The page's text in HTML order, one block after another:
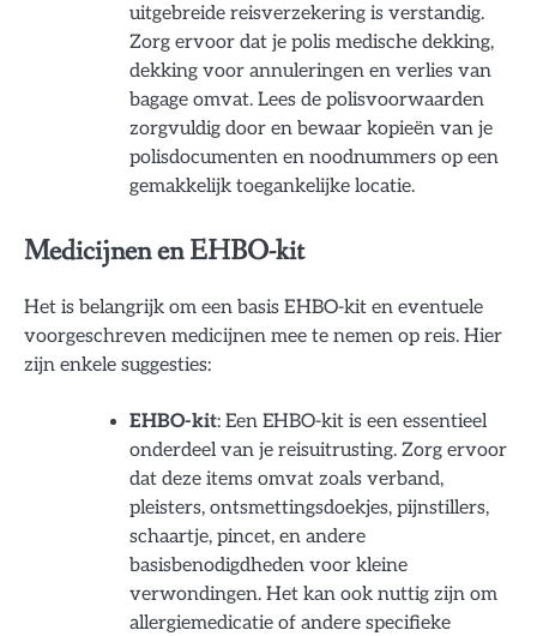
uitgebreide reisverzekering is verstandig.
Zorg ervoor dat je polis medische dekking,
dekking voor annuleringen en verlies van
bagage omvat. Lees de polisvoorwaarden
zorgvuldig door en bewaar kopieën van je
polisdocumenten en noodnummers op een
gemakkelijk toegankelijke locatie.
Medicijnen en EHBO-kit
Het is belangrijk om een basis EHBO-kit en eventuele
voorgeschreven medicijnen mee te nemen op reis. Hier
zijn enkele suggesties:
EHBO-kit: Een EHBO-kit is een essentieel
onderdeel van je reisuitrusting. Zorg ervoor
dat deze items omvat zoals verband,
pleisters, ontsmettingsdoekjes, pijnstillers,
schaartje, pincet, en andere
basisbenodigdheden voor kleine
verwondingen. Het kan ook nuttig zijn om
allergiemedicatie of andere specifieke